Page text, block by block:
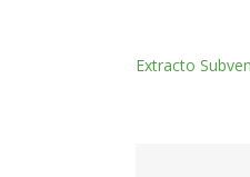
Extracto